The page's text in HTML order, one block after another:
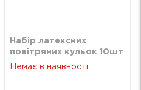
Набір латексних
повітряних кульок 10шт
30см Горох 1211-5
Немає в наявності